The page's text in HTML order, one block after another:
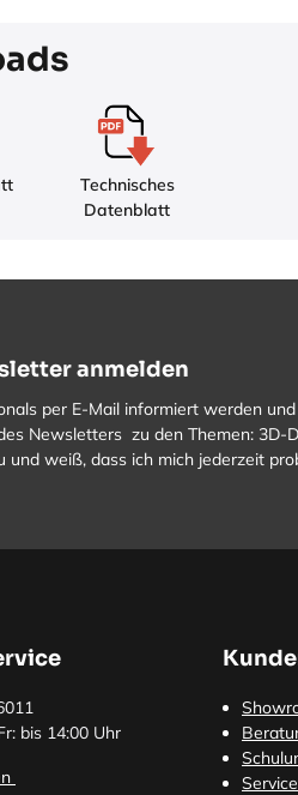
Technisches
Datenblatt
anmelden
per E-Mail informiert werden
Newsletters zu den Themen: 3D-
und weiß, dass ich mich jederzeit
bis 14:00 Uhr